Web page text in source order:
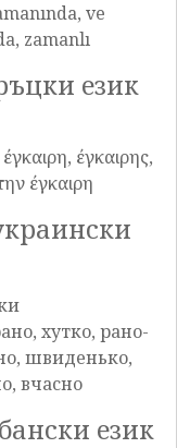
ve
zamanlı
език
έγκαιρης,
έγκαιρη
хутко, рано-
швиденько,
вчасно
език